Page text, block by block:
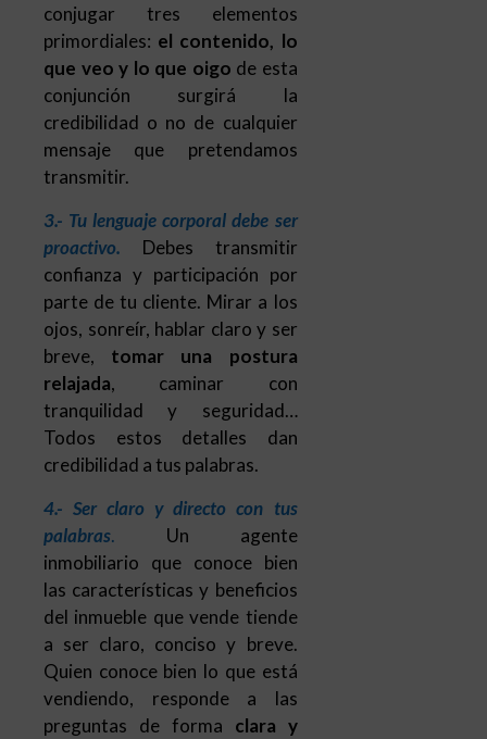
conjugar tres elementos
primordiales: el contenido, lo
que veo y lo que oigo de esta
conjunción surgirá la
credibilidad o no de cualquier
mensaje que pretendamos
transmitir.
3.- Tu lenguaje corporal debe ser
proactivo. Debes transmitir
confianza y participación por
parte de tu cliente. Mirar a los
ojos, sonreír, hablar claro y ser
breve, tomar una postura
relajada, caminar con
tranquilidad y seguridad…
Todos estos detalles dan
credibilidad a tus palabras.
4.- Ser claro y directo con tus
palabras. Un agente
inmobiliario que conoce bien
las características y beneficios
del inmueble que vende tiende
a ser claro, conciso y breve.
Quien conoce bien lo que está
vendiendo, responde a las
preguntas de forma clara y